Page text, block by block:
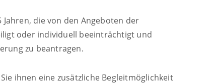
die von den Angeboten der
oder individuell beeinträchtigt und
zu beantragen.
ihnen eine zusätzliche Begleitmöglichkeit